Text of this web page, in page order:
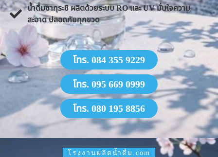
น้ำดื่มซากุระชิ ผลิตด้วยระบบ RO และ UV มั่นใจความ
สะอาด ปลอดภัยทุกขวด
โทร. 084 355 9229
โทร. 095 669 0999
โทร. 080 195 8856
โรงงานผลิตน้ำดื่ม.com